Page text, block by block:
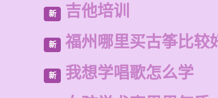
新 吉他培训
新 福州哪里买古筝比较
新
我想学唱歌怎么学